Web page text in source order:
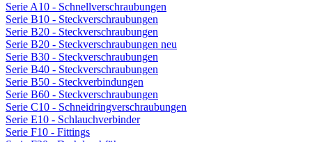
Serie A10 - Schnellverschraubungen
Serie B10 - Steckverschraubungen
Serie B20 - Steckverschraubungen
Serie B20 - Steckverschraubungen neu
Serie B30 - Steckverschraubungen
Serie B40 - Steckverschraubungen
Serie B50 - Steckverbindungen
Serie B60 - Steckverschraubungen
Serie C10 - Schneidringverschraubungen
Serie E10 - Schlauchverbinder
Serie F10 - Fittings